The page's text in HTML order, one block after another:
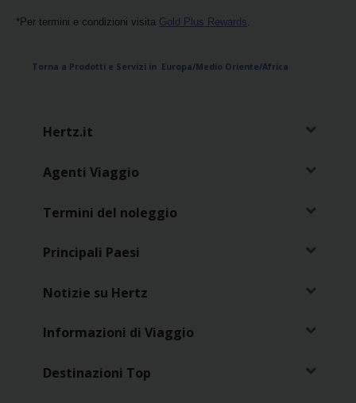
*Per termini e condizioni visita Gold Plus Rewards
Torna a Prodotti e Servizi in Europa/Medio Oriente/Africa
Hertz.it
Agenti Viaggio
Termini del noleggio
Principali Paesi
Notizie su Hertz
Informazioni di Viaggio
Destinazioni Top